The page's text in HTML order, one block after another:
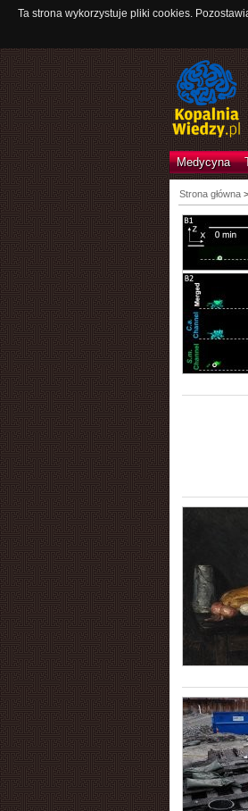
Ta strona wykorzystuje pliki cookies.
Medycyna
Strona główna>